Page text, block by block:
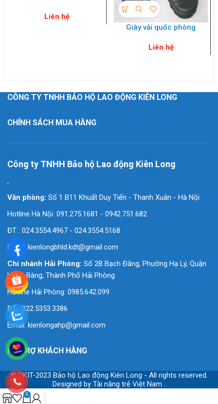
Liên hệ
Giày vải quốc phòng
Liên hệ
CÔNG TY TNHH BẢO HỘ LAO ĐỘNG KIÊN LONG
CHÍNH SÁCH MUA HÀNG
Công ty TNHH Bảo hộ Lao động Kiên Long
'
Văn phòng: Số 1 B11 Khuất Duy Tiến - Thanh Xuân - Hà Nội
Hotline Hà Nội: 091.275.1681 - 0942.751.682
ĐT : 024.3554.4967 - 024.3554.5168
Email:kienlongbhld.kdt@gmail.com
Chi nhánh Hải Phòng: Số 2B Bạch Đằng, Phường Hạ Lý, Quận
Hồng Bàng, Thành Phố Hải Phòng
Hotline Hải Phòng: 0985.642.099
ĐT : 022.5353.3386
Email: kienlongahp@gmail.com
HỖ TRỢ KHÁCH HÀNG
© DKIT-2023 Bảo hộ Lao động Kiên Long - All rights reserved.
Designed by Tài năng trẻ Việt Nam .
0